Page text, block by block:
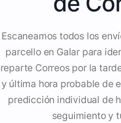
Escaneamos todos los
parcello en Galar para
reparte Correos por la
y última hora probable de
predicción individual de
seguimiento y